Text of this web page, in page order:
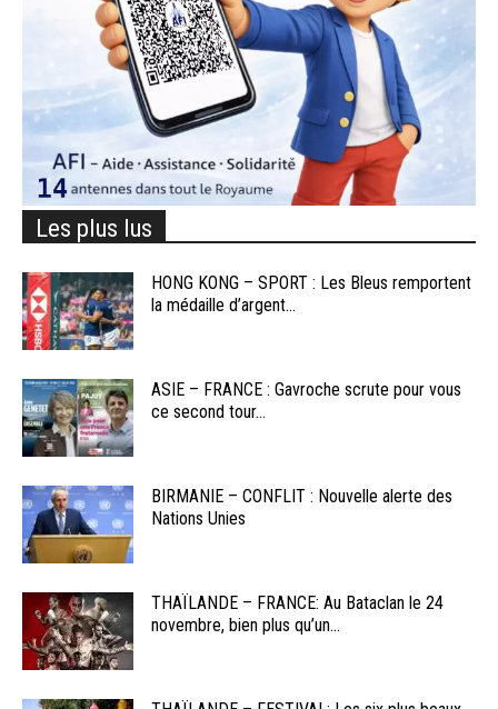
Les plus lus
HONG KONG – SPORT : Les Bleus remportent
la médaille d’argent...
ASIE – FRANCE : Gavroche scrute pour vous
ce second tour...
BIRMANIE – CONFLIT : Nouvelle alerte des
Nations Unies
THAÏLANDE – FRANCE: Au Bataclan le 24
novembre, bien plus qu’un...